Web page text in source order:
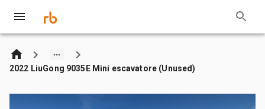
2022 LiuGong 9035E Mini escavatore (Unused)